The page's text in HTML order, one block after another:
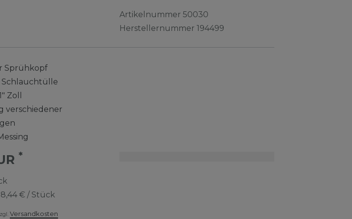
Artikelnummer50030
Herstellernummer194499
Sprühkopf
Schlauchtülle
Zoll
verschiedener
*
8,44 € / Stück
Versandkosten